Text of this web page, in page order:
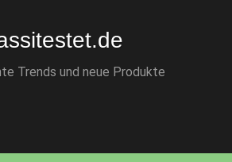
Trends und neue Produkte